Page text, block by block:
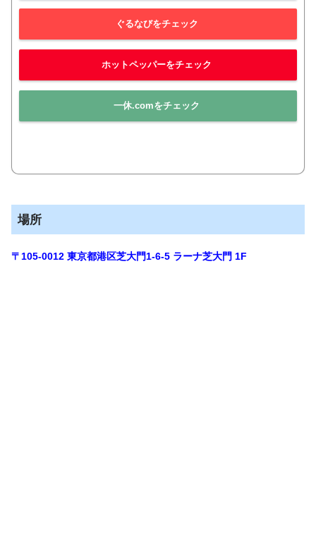
ぐるなびをチェック
ホットペッパーをチェック
一休.comをチェック
場所
〒105-0012 東京都港区芝大門1-6-5 ラーナ芝大門 1F